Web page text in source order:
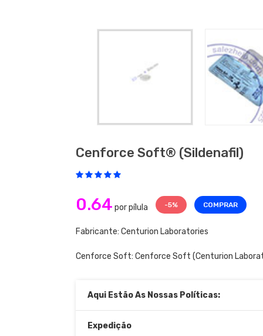
Cenforce Soft® (sildenafil)
0.64 por pílula -5% COMPRAR
Fabricante: Centurion Laboratories
Cenforce Soft: Cenforce Soft (Centurion
Aqui Estão As Nossas Políticas:
Expedição